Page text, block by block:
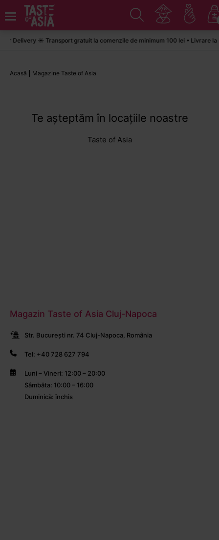
Delivery ☀️ Transport gratuit la comenzile de minimum 100 lei • Livrare la
Acasă Magazine Taste of Asia
Te așteptăm în locațiile noastre
Taste of Asia
Magazin Taste of Asia Cluj-Napoca
Str. București nr. 74 Cluj-Napoca, România
Tel: +40 728 627 794
Luni – Vineri: 12:00 – 20:00
Sâmbăta: 10:00 – 16:00
Duminică: închis